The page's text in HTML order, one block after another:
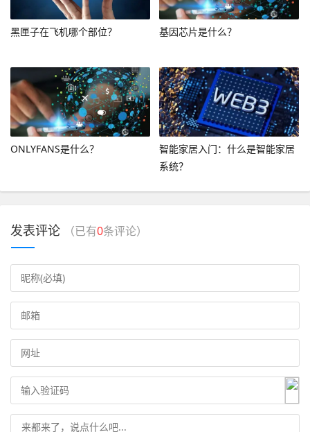
黑匣子在飞机哪个部位？ 基因芯片是什么？
ONLYFANS是什么？
智能家居入门：什么是智能家居
系统？
发表评论 （已有0条评论）